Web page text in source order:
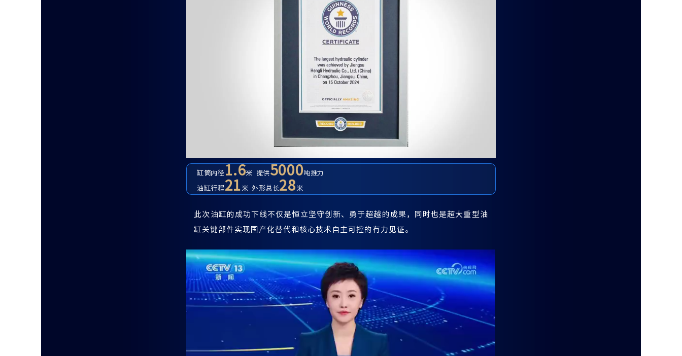
缸筒内径 1.6米 提供5000吨推力
油缸行程21 米 外形总长28 米
此次油缸的成功下线不仅是恒立坚守创新、勇于超越的成果，同时也是超大重型油
缸关键部件实现国产化替代和核心技术自主可控的有力见证。